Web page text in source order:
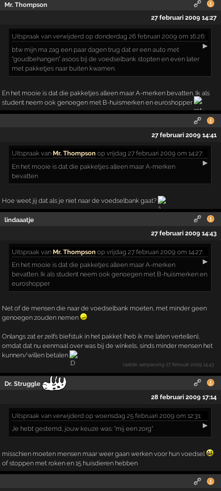
Mr. Thompson
27 februari 2009 14:27
Uitspraak van verwijderd op donderdag 26 februari 2009 om 16:26:
▶
btw mijn ma zag een paar dagen trug dat er een auto met
"goudbehangen" asoos bij de voedselbank stopten en even later
met pakketjes naar buiten kwamen.
En het mooie is dat die pakketjes alleen maar A-merken bevatten. Ik als
student neem ook genoegen met B-huismerken en euroshopper
27 februari 2009 14:41
Uitspraak van Mr. Thompson op vrijdag 27 februari 2009 om 14:27:
▶
En het mooie is dat die pakketjes alleen maar A-merken
bevatten
Hoe weet jij dat als je niet naar de voedselbank gaat?
lindaaatje
27 februari 2009 14:43
Uitspraak van Mr. Thompson op vrijdag 27 februari 2009 om 14:27:
▶
En het mooie is dat die pakketjes alleen maar A-merken
bevatten. Ik als student neem ook genoegen met B-huismerken en
euroshopper
Net of de mensen die naar de voedselbank moeten, met minder geen
genoegen zouden nemen
Onlangs zat er zelfs biefstuk in het pakket (heb ik me laten vertellen),
omdat dat nu eenmaal over was bij de winkels, sinds minder mensen het
kunnen/willen betalen
laatste aanpassing27 februari 2009 14:43
Dr. Struggle
28 februari 2009 17:14
Uitspraak van verwijderd op woensdag 25 februari 2009 om 12:31:
▶
Je hebt gestemd, jouw keuze was: "mij een zorg"
misschien moeten mensen maar weer gaan werken voor hun voedsel
of stoppen met roken en 15 huisdieren hebben